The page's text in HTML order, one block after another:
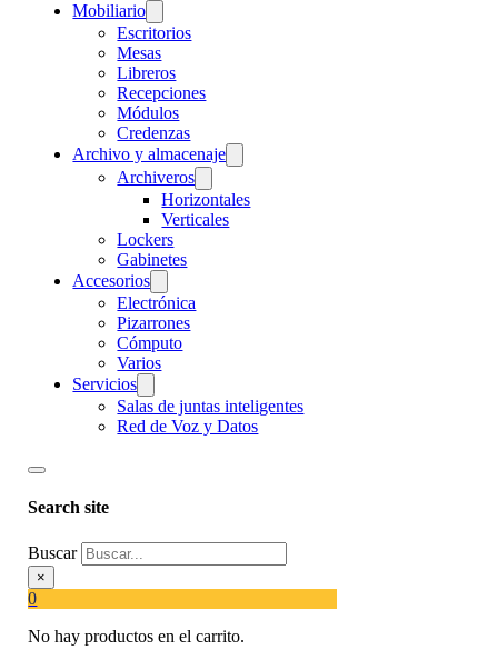
Mobiliario
Escritorios
Mesas
Libreros
Recepciones
Módulos
Credenzas
Archivo y almacenaje
Archiveros
Horizontales
Verticales
Lockers
Gabinetes
Accesorios
Electrónica
Pizarrones
Cómputo
Varios
Servicios
Salas de juntas inteligentes
Red de Voz y Datos
Search site
Buscar
×
0
No hay productos en el carrito.